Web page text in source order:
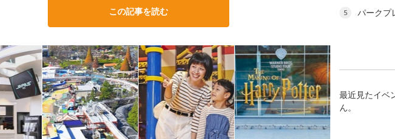
この記事を読む 5
パークプ
最近見たイベ
ん。